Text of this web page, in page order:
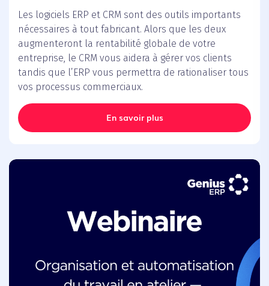
Les logiciels ERP et CRM sont des outils importants
nécessaires à tout fabricant. Alors que les deux
augmenteront la rentabilité globale de votre
entreprise, le CRM vous aidera à gérer vos clients
tandis que l’ERP vous permettra de rationaliser tous
vos processus commerciaux.
En savoir plus